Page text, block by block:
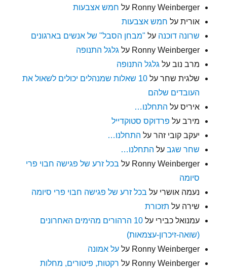
Ronny Weinberger על חמש אצבעות
אורית על חמש אצבעות
שרונה דוכנה על "מבחן הסבל" של אנשים בארגונים
Ronny Weinberger על גלגל התנופה
מרב נוב על גלגל התנופה
שלגית שחר על
10 שאלות שמנהלים יכולים לשאול את
העובדים שלהם
איריס על התחלנו…
מירב על פרדוקס סטוקדייל
יעקב קובי זהר על התחלנו…
שחר שגב על התחלנו…
Ronny Weinberger על בכל זרע של פגישה חבוי פרי
סיומה
נעמה אושרי על בכל זרע של פגישה חבוי פרי סיומה
שירה על תזכורת
עמנואל כבירי על
10 הרהורים מהימים האחרונים
(שואה-זיכרון-עצמאות)
Ronny Weinberger עלעל אמונה
Ronny Weinberger על רקטות, פיטורים, מחלות